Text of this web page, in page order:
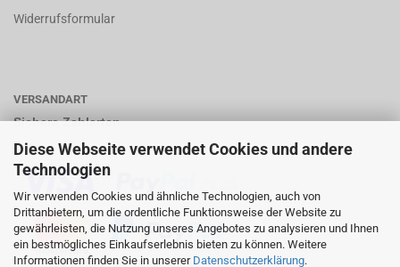
Diese Webseite verwendet Cookies und andere
Technologien
Wir verwenden Cookies und ähnliche Technologien, auch von
Drittanbietern, um die ordentliche Funktionsweise der Website zu
gewährleisten, die Nutzung unseres Angebotes zu analysieren und Ihnen
ein bestmögliches Einkaufserlebnis bieten zu können. Weitere
Informationen finden Sie in unserer Datenschutzerklärung.
Widerrufsformular
VERSANDART
Sichere Zahlarten